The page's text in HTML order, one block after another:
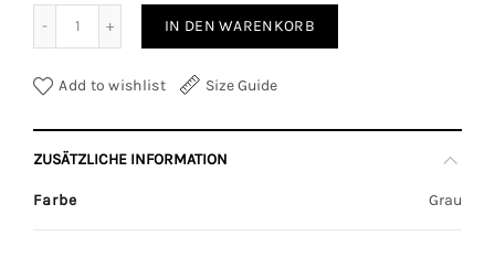
IN DEN WARENKORB
Add to wishlist Size Guide
ZUSÄTZLICHE INFORMATION
Farbe Grau